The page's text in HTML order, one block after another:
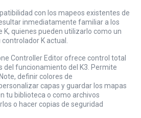
con los mapeos existentes de
inmediatamente familiar a los
K, quienes pueden utilizarlo como un
K actual.
Controller Editor ofrece control total
del funcionamiento del K3. Permite
definir colores de
capas y guardar los mapas
tu biblioteca o como archivos
o hacer copias de seguridad